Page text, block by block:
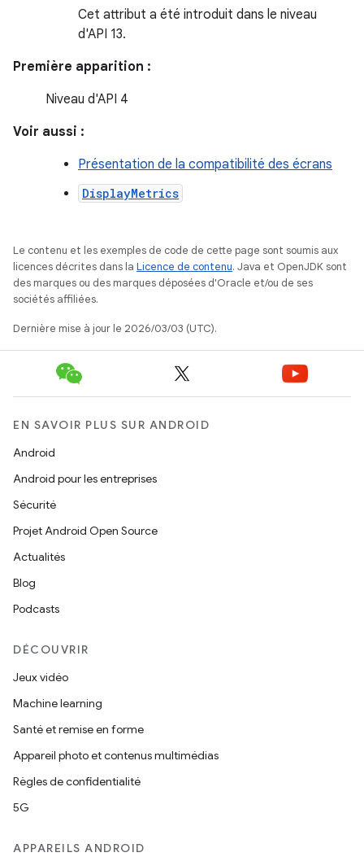
Cet attribut a été introduit dans le niveau
d'API 13.
Première apparition :
Niveau d'API 4
Voir aussi :
Présentation de la compatibilité des écrans
DisplayMetrics
Le contenu et les exemples de code de cette page sont soumis aux
licences décrites dans la Licence de contenu. Java et OpenJDK sont
des marques ou des marques déposées d'Oracle et/ou de ses
sociétés affiliées.
Dernière mise à jour le 2026/03/03 (UTC).
EN SAVOIR PLUS SUR ANDROID
Android
Android pour les entreprises
Sécurité
Projet Android Open Source
Actualités
Blog
Podcasts
DÉCOUVRIR
Jeux vidéo
Machine learning
Santé et remise en forme
Appareil photo et contenus multimédias
Règles de confidentialité
5G
APPAREILS ANDROID